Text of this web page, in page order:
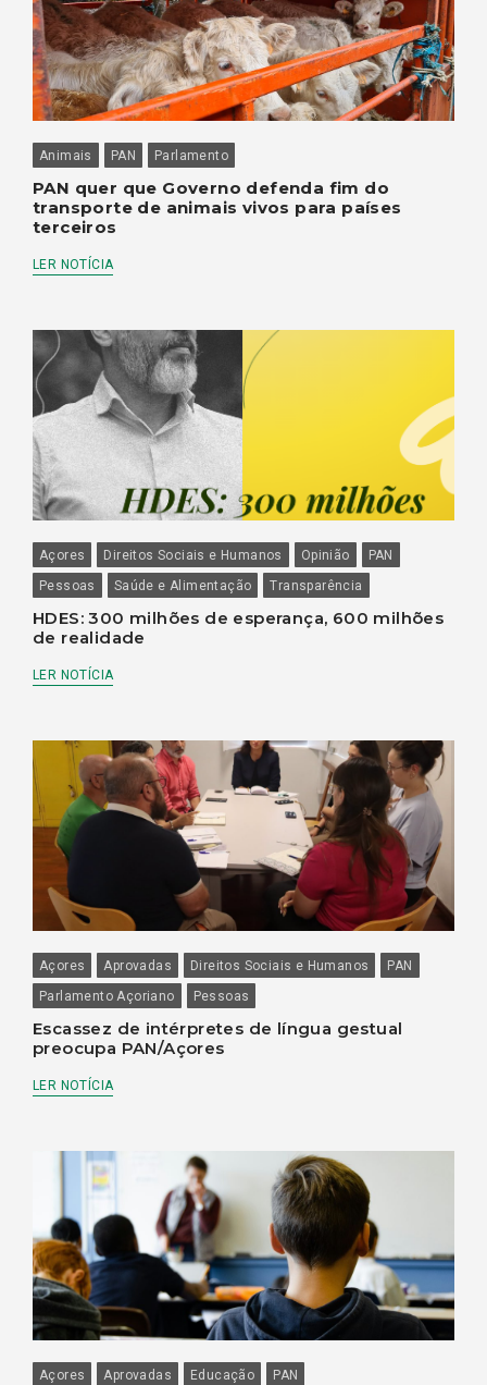
Animais PAN Parlamento
PAN quer que Governo defenda fim do
transporte de animais vivos para países
terceiros
LER NOTÍCIA
Açores Direitos Sociais e Humanos Opinião
PAN
Pessoas
Saúde e Alimentação Transparência
HDES: 300 milhões de esperança, 600 milhões
de realidade
LER NOTÍCIA
Açores Aprovadas Direitos Sociais e Humanos
PAN
Parlamento Açoriano
Pessoas
Escassez de intérpretes de língua gestual
preocupa PAN/Açores
LER NOTÍCIA
Açores Aprovadas Educação
PAN